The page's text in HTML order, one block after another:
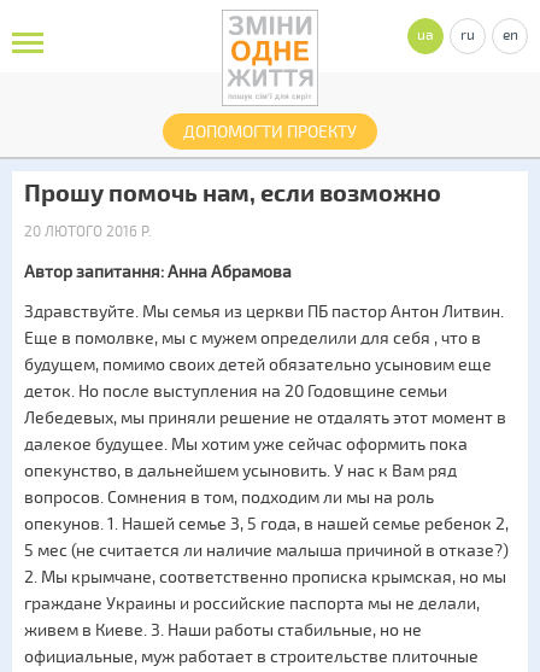
ДОПОМОГТИ ПРОЕКТУ
ua ru en
Прошу помочь нам, если возможно
20 ЛЮТОГО 2016 Р.
Автор запитання: Анна Абрамова
Здравствуйте. Мы семья из церкви ПБ пастор Антон Литвин.
Еще в помолвке, мы с мужем определили для себя , что в
будущем, помимо своих детей обязательно усыновим еще
деток. Но после выступления на 20 Годовщине семьи
Лебедевых, мы приняли решение не отдалять этот момент в
далекое будущее. Мы хотим уже сейчас оформить пока
опекунство, в дальнейшем усыновить. У нас к Вам ряд
вопросов. Сомнения в том, подходим ли мы на роль
опекунов. 1. Нашей семье 3, 5 года, в нашей семье ребенок 2,
5 мес (не считается ли наличие малыша причиной в отказе?)
2. Мы крымчане, соответственно прописка крымская, но мы
граждане Украины и российские паспорта мы не делали,
живем в Киеве. 3. Наши работы стабильные, но не
официальные, муж работает в строительстве плиточные